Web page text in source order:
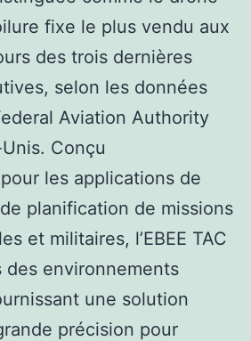
fixe le plus vendu aux
des trois dernières
selon les données
Aviation Authority
Conçu
les applications de
planification de missions
et militaires, l’EBEE TAC
environnements
une solution
précision pour